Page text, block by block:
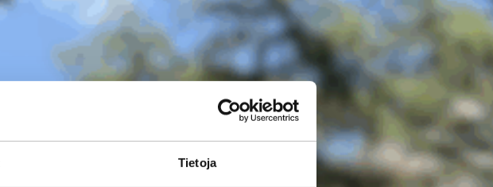
Tietoja